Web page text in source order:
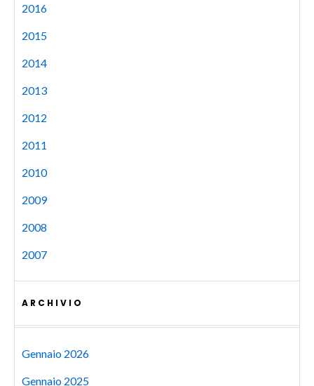
2016
2015
2014
2013
2012
2011
2010
2009
2008
2007
ARCHIVIO
Gennaio 2026
Gennaio 2025